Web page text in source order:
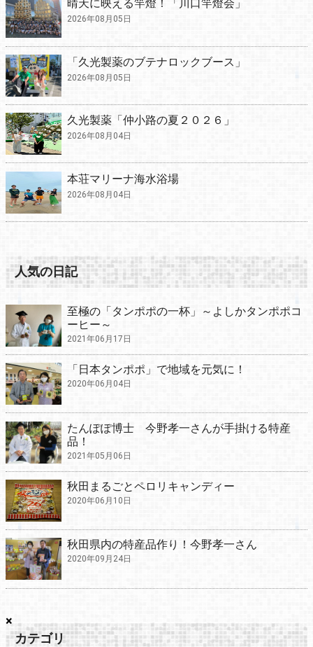
×
晴天に映える竿燈！「川口竿燈会」
2026年08月05日
「久光製薬のブテナロックブース」
2026年08月05日
久光製薬「仲小路の夏２０２６」
2026年08月04日
本荘マリーナ海水浴場
2026年08月04日
人気の日記
至極の「タンポポの一杯」～よしかタンポポコ
ーヒー～
2021年06月17日
「日本タンポポ」で地域を元気に！
2020年06月04日
たんぽぽ博士 今野孝一さんが手掛ける特産
品！
2021年05月06日
秋田まるごとペロリキャンディー
2020年06月10日
秋田県内の特産品作り！今野孝一さん
2020年09月24日
カテゴリ